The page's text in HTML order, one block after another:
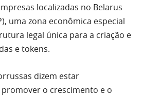
localizadas no Belarus
uma zona econômica especial
legal única para a criação e
e tokens.
dizem estar
o crescimento e o